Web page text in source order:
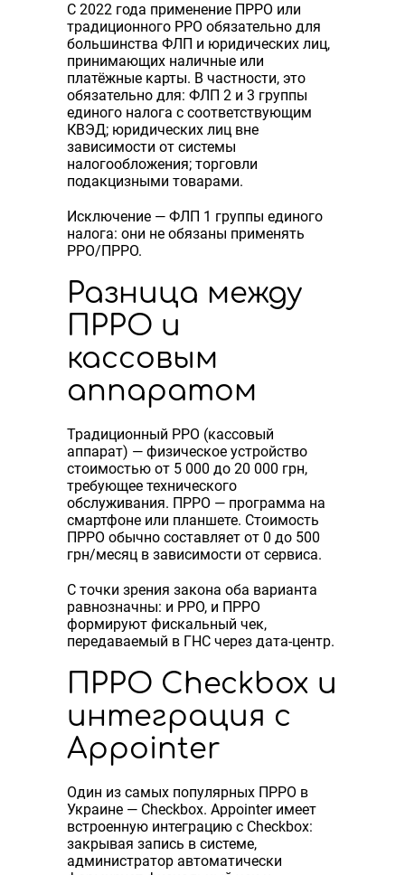
С 2022 года применение ПРРО или
традиционного РРО обязательно для
большинства ФЛП и юридических лиц,
принимающих наличные или
платёжные карты. В частности, это
обязательно для: ФЛП 2 и 3 группы
единого налога с соответствующим
КВЭД; юридических лиц вне
зависимости от системы
налогообложения; торговли
подакцизными товарами.
Исключение — ФЛП 1 группы единого
налога: они не обязаны применять
РРО/ПРРО.
Разница между
ПРРО и
кассовым
аппаратом
Традиционный РРО (кассовый
аппарат) — физическое устройство
стоимостью от 5 000 до 20 000 грн,
требующее технического
обслуживания. ПРРО — программа на
смартфоне или планшете. Стоимость
ПРРО обычно составляет от 0 до 500
грн/месяц в зависимости от сервиса.
С точки зрения закона оба варианта
равнозначны: и РРО, и ПРРО
формируют фискальный чек,
передаваемый в ГНС через дата-центр.
ПРРО Checkbox и
интеграция с
Appointer
Один из самых популярных ПРРО в
Украине — Checkbox. Appointer имеет
встроенную интеграцию с Checkbox:
закрывая запись в системе,
администратор автоматически